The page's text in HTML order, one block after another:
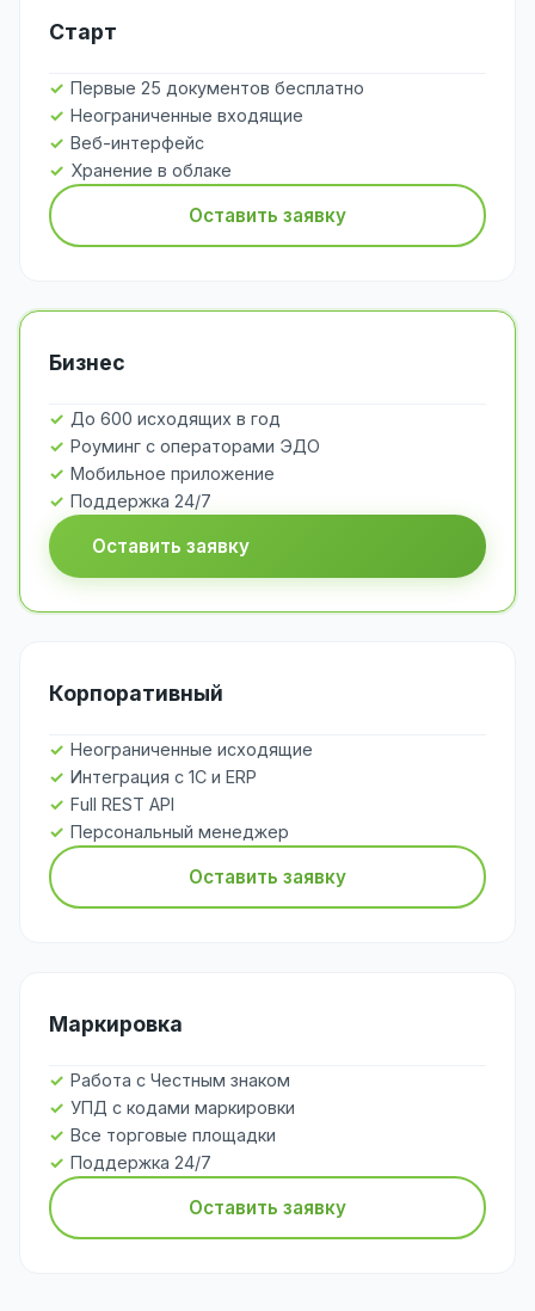
Старт
Первые 25 документов бесплатно
Неограниченные входящие
Веб-интерфейс
Хранение в облаке
Оставить заявку
Бизнес
До 600 исходящих в год
Роуминг с операторами ЭДО
Мобильное приложение
Поддержка 24/7
Оставить заявку
Корпоративный
Неограниченные исходящие
Интеграция с 1С и ERP
Full REST API
Персональный менеджер
Оставить заявку
Маркировка
Работа с Честным знаком
УПД с кодами маркировки
Все торговые площадки
Поддержка 24/7
Оставить заявку